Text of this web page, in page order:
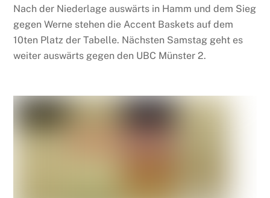
Nach der Niederlage auswärts in Hamm und dem Sieg
gegen Werne stehen die Accent Baskets auf dem
10ten Platz der Tabelle. Nächsten Samstag geht es
weiter auswärts gegen den UBC Münster 2.